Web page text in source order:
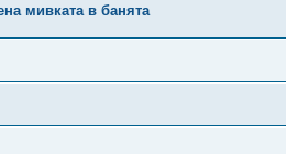
мивката в банята